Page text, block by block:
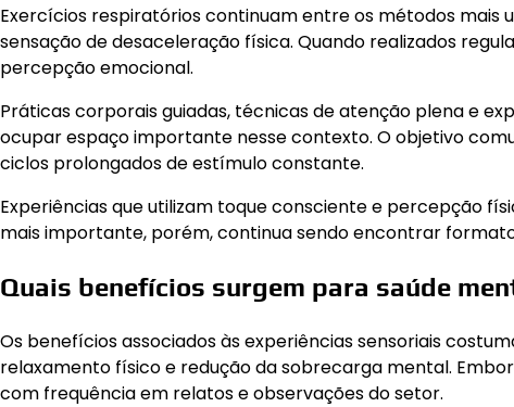
Exercícios respiratórios continuam entre os métodos mais
sensação de desaceleração física. Quando realizados
percepção emocional.
Práticas corporais guiadas, técnicas de atenção plena e
ocupar espaço importante nesse contexto. O objetivo
ciclos prolongados de estímulo constante.
Experiências que utilizam toque consciente e percepção
mais importante, porém, continua sendo encontrar
Quais benefícios surgem para saúde
Os benefícios associados às experiências sensoriais
relaxamento físico e redução da sobrecarga mental.
com frequência em relatos e observações do setor.